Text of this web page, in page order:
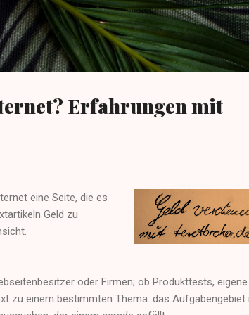
Direkt zum Hauptbereich
Erfahrungen mit
eine Seite, die es
Geld zu
oder Firmen; ob Produkttests, eigene
zu einem bestimmten Thema: das Aufgabengebiet